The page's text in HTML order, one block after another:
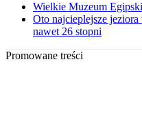
Wielkie Muzeum
Oto najcieplejsze
nawet 26 stopni
Promowane treści